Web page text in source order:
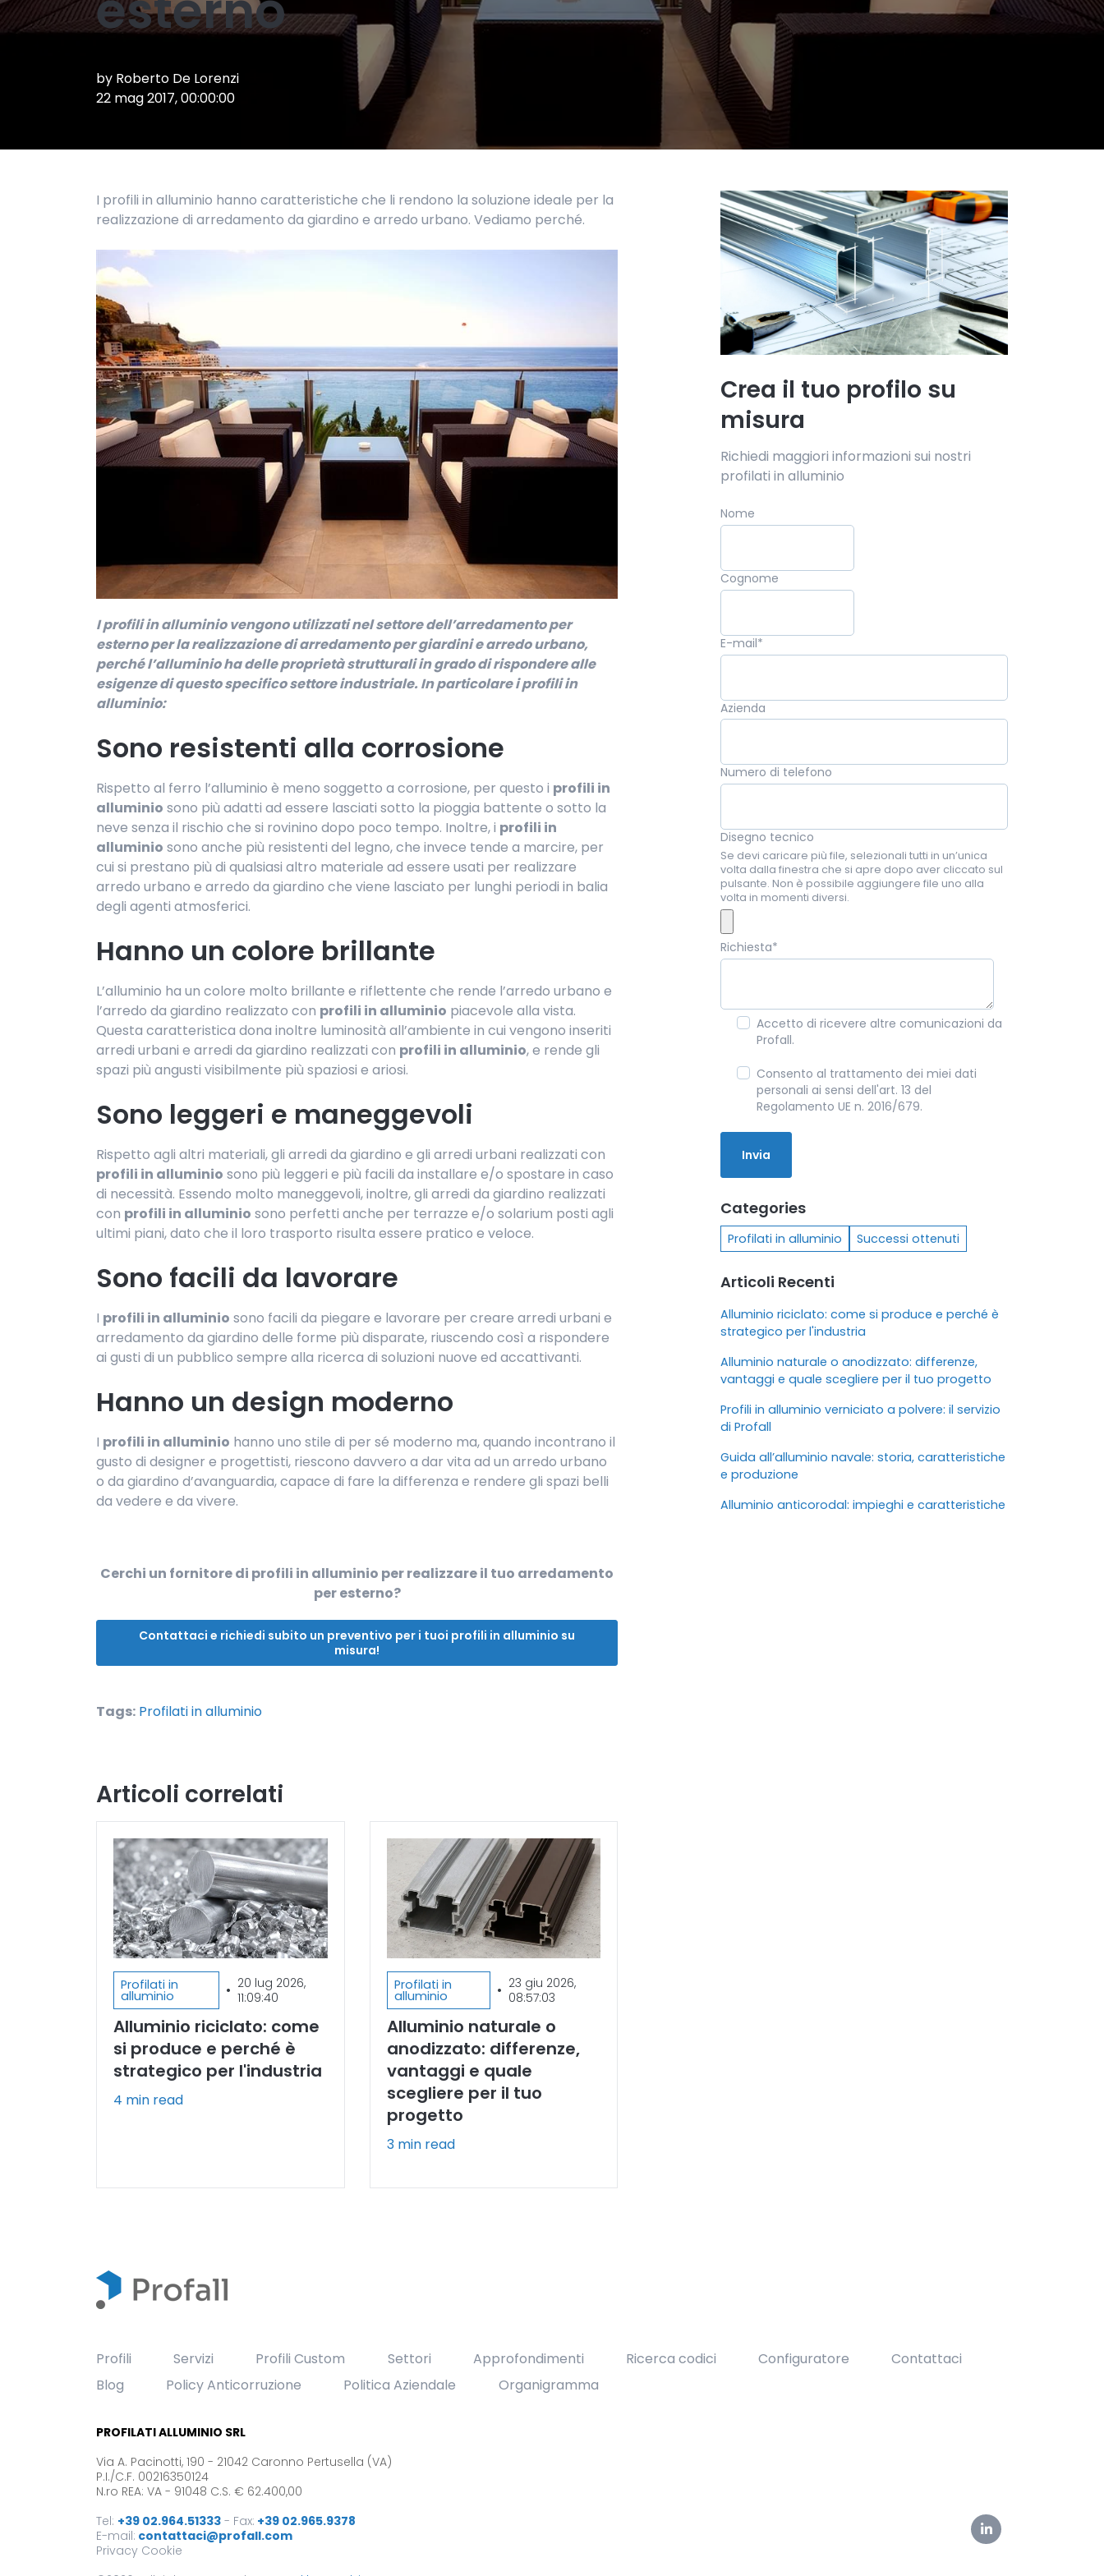
by Roberto De Lorenzi
22 mag 2017, 00:00:00
I profili in alluminio hanno caratteristiche che li rendono la soluzione ideale per la
realizzazione di arredamento da giardino e arredo urbano. Vediamo perché.
I profili in alluminio vengono utilizzati nel settore dell’arredamento per
esterno per la realizzazione di arredamento per giardini e arredo urbano,
perché l’alluminio ha delle proprietà strutturali in grado di rispondere alle
esigenze di questo specifico settore industriale. In particolare i profili in
alluminio:
Sono resistenti alla corrosione
Rispetto al ferro l’alluminio è meno soggetto a corrosione, per questo i profili in
alluminio sono più adatti ad essere lasciati sotto la pioggia battente o sotto la
neve senza il rischio che si rovinino dopo poco tempo. Inoltre, i profili in
alluminio sono anche più resistenti del legno, che invece tende a marcire, per
cui si prestano più di qualsiasi altro materiale ad essere usati per realizzare
arredo urbano e arredo da giardino che viene lasciato per lunghi periodi in balia
degli agenti atmosferici.
Hanno un colore brillante
L’alluminio ha un colore molto brillante e riflettente che rende l’arredo urbano e
l’arredo da giardino realizzato con profili in alluminio piacevole alla vista.
Questa caratteristica dona inoltre luminosità all’ambiente in cui vengono inseriti
arredi urbani e arredi da giardino realizzati con profili in alluminio, e rende gli
spazi più angusti visibilmente più spaziosi e ariosi.
Sono leggeri e maneggevoli
Rispetto agli altri materiali, gli arredi da giardino e gli arredi urbani realizzati con
profili in alluminio sono più leggeri e più facili da installare e/o spostare in caso
di necessità. Essendo molto maneggevoli, inoltre, gli arredi da giardino realizzati
con profili in alluminio sono perfetti anche per terrazze e/o solarium posti agli
ultimi piani, dato che il loro trasporto risulta essere pratico e veloce.
Sono facili da lavorare
I profili in alluminio sono facili da piegare e lavorare per creare arredi urbani e
arredamento da giardino delle forme più disparate, riuscendo così a rispondere
ai gusti di un pubblico sempre alla ricerca di soluzioni nuove ed accattivanti.
Hanno un design moderno
I profili in alluminio hanno uno stile di per sé moderno ma, quando incontrano il
gusto di designer e progettisti, riescono davvero a dar vita ad un arredo urbano
o da giardino d’avanguardia, capace di fare la differenza e rendere gli spazi belli
da vedere e da vivere.
Cerchi un fornitore di profili in alluminio per realizzare il tuo arredamento
per esterno?
Contattaci e richiedi subito un preventivo per i tuoi profili in alluminio su
misura!
Tags: Profilati in alluminio
Articoli correlati
Profilati in
alluminio • 20 lug 2026,
11:09:40
Alluminio riciclato: come
si produce e perché è
strategico per l'industria
4 min read
Profilati in
alluminio • 23 giu 2026,
08:57:03
Alluminio naturale o
anodizzato: differenze,
vantaggi e quale
scegliere per il tuo
progetto
3 min read
Crea il tuo profilo su
misura
Richiedi maggiori informazioni sui nostri
profilati in alluminio
Nome
Cognome
E-mail*
Azienda
Numero di telefono
Disegno tecnico
Se devi caricare più file, selezionali tutti in un’unica
volta dalla finestra che si apre dopo aver cliccato sul
pulsante. Non è possibile aggiungere file uno alla
volta in momenti diversi.
Richiesta*
Accetto di ricevere altre comunicazioni da
Profall.
Consento al trattamento dei miei dati
personali ai sensi dell'art. 13 del
Regolamento UE n. 2016/679.
Categories
Profilati in alluminio Successi ottenuti
Articoli Recenti
Alluminio riciclato: come si produce e perché è
strategico per l'industria
Alluminio naturale o anodizzato: differenze,
vantaggi e quale scegliere per il tuo progetto
Profili in alluminio verniciato a polvere: il servizio
di Profall
Guida all’alluminio navale: storia, caratteristiche
e produzione
Alluminio anticorodal: impieghi e caratteristiche
Profili Servizi Profili Custom Settori Approfondimenti Ricerca codici Configuratore
Contattaci
Blog
Policy Anticorruzione Politica Aziendale Organigramma
PROFILATI ALLUMINIO SRL
Via A. Pacinotti, 190 - 21042 Caronno Pertusella (VA)
P.I./C.F. 00216350124
N.ro REA: VA - 91048 C.S. € 62.400,00
Tel: +39 02.964.51333 - Fax: +39 02.965.9378
E-mail: contattaci@profall.com
Privacy Cookie